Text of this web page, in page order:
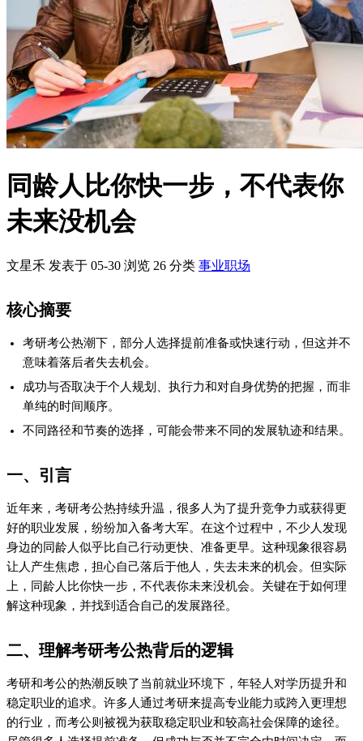
同龄人比你快一步，不代表你
未来没机会
文星禾 发表于 05-30 浏览 26 分类 事业职场
核心摘要
考研考公热潮下，部分人选择提前准备或快速行动，但这并不
意味着落后者失去机会。
成功与否取决于个人规划、执行力和对自身优势的把握，而非
单纯的时间顺序。
不同路径和节奏的选择，可能会带来不同的发展轨迹和结果。
一、引言
近年来，考研考公热持续升温，很多人为了提升竞争力或获得更
好的职业发展，纷纷加入备考大军。在这个过程中，不少人发现
身边的同龄人似乎比自己行动更快、准备更早。这种现象很容易
让人产生焦虑，担心自己落后于他人，失去未来的机会。但实际
上，同龄人比你快一步，不代表你未来没机会。关键在于如何理
解这种现象，并找到适合自己的发展路径。
二、理解考研考公热背后的逻辑
考研和考公的热潮反映了当前就业环境下，年轻人对学历提升和
稳定职业的追求。许多人通过考研来提高专业能力或跨入更理想
的行业，而考公则被视为获取稳定职业和较高社会保障的途径。